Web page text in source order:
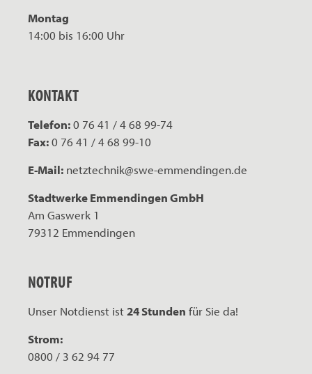
Montag
14:00 bis 16:00 Uhr
KONTAKT
Telefon:0 76 41 / 4 68 99-74
Fax:0 76 41 / 4 68 99-10
E-Mail: netztechnik@swe-emmendingen.de
Stadtwerke Emmendingen GmbH
Am Gaswerk 1
79312 Emmendingen
NOTRUF
Unser Notdienst ist24 Stunden für Sie da!
Strom:
0800 / 3 62 94 77